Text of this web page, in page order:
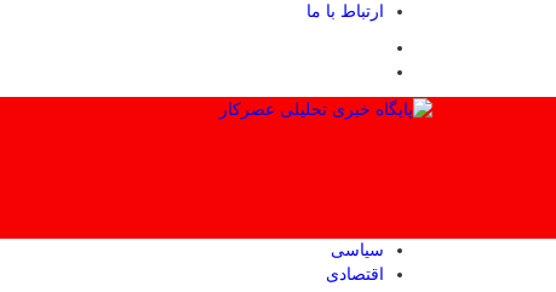
ارتباط با ما
سیاسی
اقتصادی